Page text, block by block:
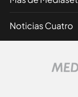
Noticias Cuatro